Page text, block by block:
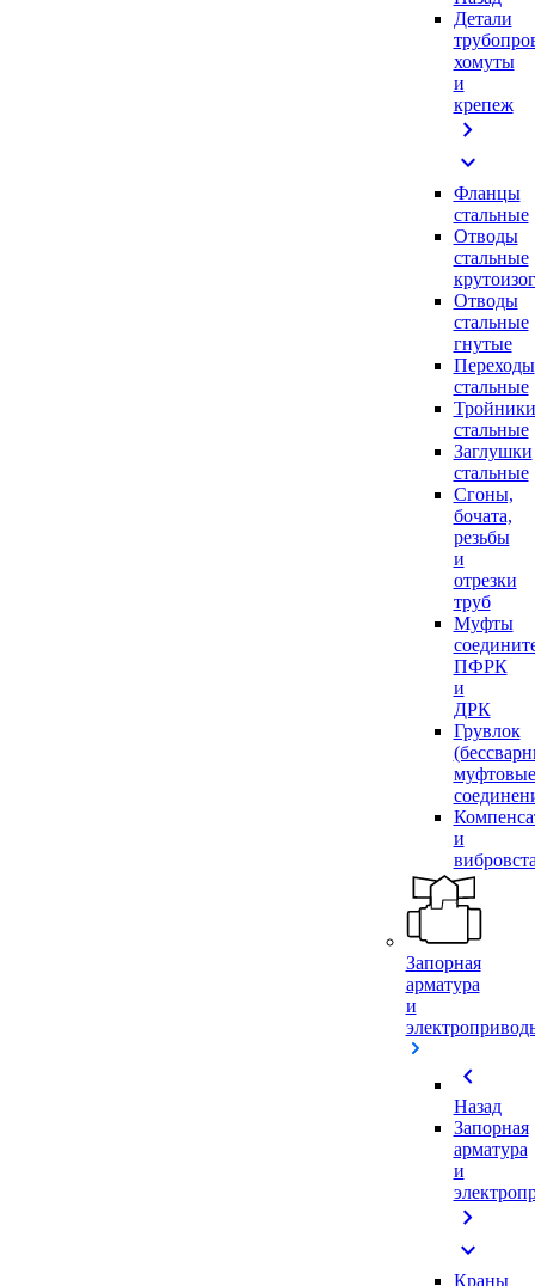
Детали
хомуты
и
крепеж
chevron_right
expand_more
Фланцы
стальные
Отводы
стальные
Отводы
стальные
гнутые
Переходы
стальные
Тройники
стальные
Заглушки
стальные
Сгоны,
бочата,
резьбы
и
отрезки
труб
Муфты
ПФРК
и
ДРК
Грувлок
муфтовые
и
Запорная
арматура
и
chevron_left
Назад
Запорная
арматура
и
chevron_right
expand_more
Краны